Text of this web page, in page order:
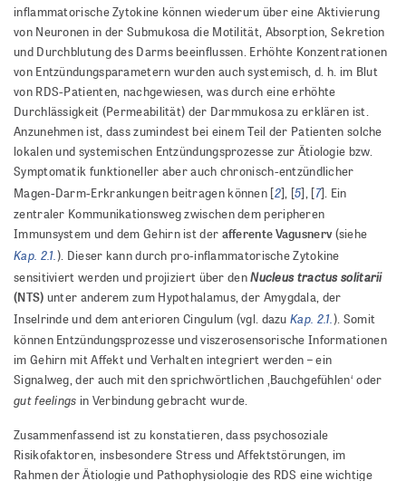
inflammatorische Zytokine können wiederum über eine Aktivierung
von Neuronen in der Submukosa die Motilität, Absorption, Sekretion
und Durchblutung des Darms beeinflussen. Erhöhte Konzentrationen
von Entzündungsparametern wurden auch systemisch, d. h. im Blut
von RDS-Patienten, nachgewiesen, was durch eine erhöhte
Durchlässigkeit (Permeabilität) der Darmmukosa zu erklären ist.
Anzunehmen ist, dass zumindest bei einem Teil der Patienten solche
lokalen und systemischen Entzündungsprozesse zur Ätiologie bzw.
Symptomatik funktioneller aber auch chronisch-entzündlicher
Magen-Darm-Erkrankungen beitragen können [2], [5], [7]. Ein
zentraler Kommunikationsweg zwischen dem peripheren
Immunsystem und dem Gehirn ist der afferente Vagusnerv(siehe
Kap. 2.1. ). Dieser kann durch pro-inflammatorische Zytokine
sensitiviert werden und projiziert über denNucleus tractus solitarii
(NTS) unter anderem zum Hypothalamus, der Amygdala, der
Inselrinde und dem anterioren Cingulum (vgl. dazu Kap. 2.1. ). Somit
können Entzündungsprozesse und viszerosensorische Informationen
im Gehirn mit Affekt und Verhalten integriert werden – ein
Signalweg, der auch mit den sprichwörtlichen ‚Bauchgefühlen‘ oder
gut feelings in Verbindung gebracht wurde.
Zusammenfassend ist zu konstatieren, dass psychosoziale
Risikofaktoren, insbesondere Stress und Affektstörungen, im
Rahmen der Ätiologie und Pathophysiologie des RDS eine wichtige